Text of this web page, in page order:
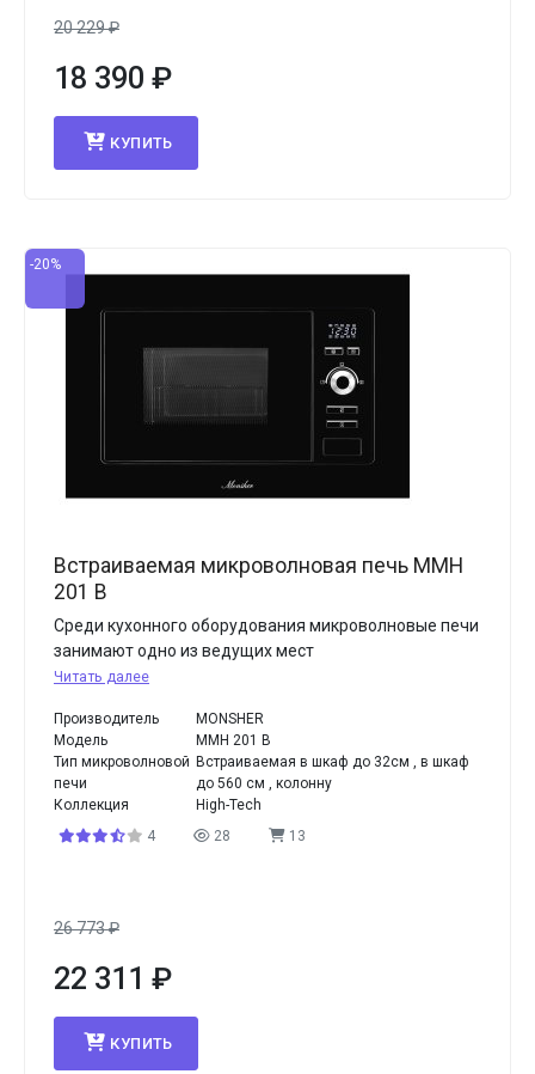
20 229₽
18 390 ₽
КУПИТЬ
-20%
Встраиваемая микроволновая печь MMH
201 B
Среди кухонного оборудования микроволновые печи
занимают одно из ведущих мест
Читать далее
Производитель
MONSHER
Модель
MMH 201 B
Тип микроволновой
печи
Встраиваемая в шкаф до 32см , в шкаф
до 560 см , колонну
Коллекция
High-Tech
4
28 13
26 773₽
22 311 ₽
КУПИТЬ